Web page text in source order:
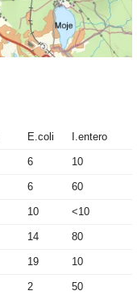
E.coli I.entero
6 10
6 60
10 <10
14 80
19 10
2 50